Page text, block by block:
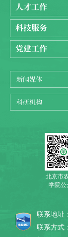
人才工作
科技服务
党建工作
新闻媒体
科研机构
北京市
学院公
联系地址
联系方式